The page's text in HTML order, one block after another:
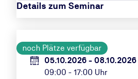
Details zum Seminar
noch Plätze verfügbar
05.10.2026 - 08.10.2026
09:00 - 17:00 Uhr